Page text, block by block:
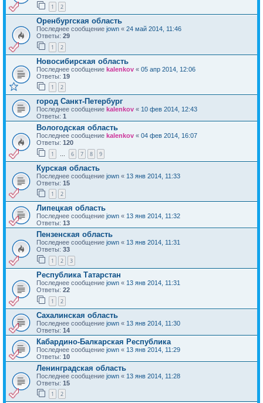
1 2
Оренбургская область
Последнее сообщение jown « 24 май 2014, 11:46
Ответы: 29
1 2
Новосибирская область
Последнее сообщение kalenkov « 05 апр 2014, 12:06
Ответы: 19
1 2
город Санкт-Петербург
Последнее сообщение kalenkov « 10 фев 2014, 12:43
Ответы: 1
Вологодская область
Последнее сообщение kalenkov « 04 фев 2014, 16:07
Ответы: 120
1 … 6 7 8 9
Курская область
Последнее сообщение jown « 13 янв 2014, 11:33
Ответы: 15
1 2
Липецкая область
Последнее сообщение jown « 13 янв 2014, 11:32
Ответы: 13
Пензенская область
Последнее сообщение jown « 13 янв 2014, 11:31
Ответы: 33
1 2 3
Республика Татарстан
Последнее сообщение jown « 13 янв 2014, 11:31
Ответы: 22
1 2
Сахалинская область
Последнее сообщение jown « 13 янв 2014, 11:30
Ответы: 14
Кабардино-Балкарская Республика
Последнее сообщение jown « 13 янв 2014, 11:29
Ответы: 10
Ленинградская область
Последнее сообщение jown « 13 янв 2014, 11:28
Ответы: 15
1 2